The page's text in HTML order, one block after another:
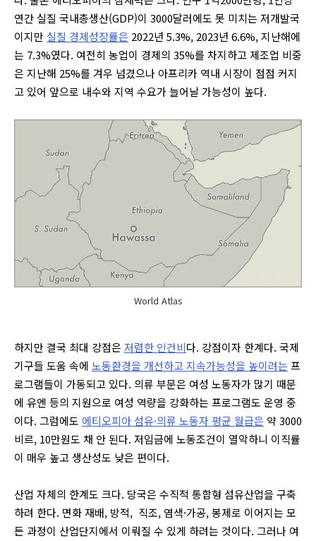
연간 실질 국내총생산(GDP)이 3000달러에도 못 미치는 저개발국
이지만 실질 경제성장률은 2022년 5.3%, 2023년 6.6%, 지난해에
는 7.3%였다. 여전히 농업이 경제의 35%를 차지하고 제조업 비중
은 지난해 25%를 겨우 넘겼으나 아프리카 역내 시장이 점점 커지
고 있어 앞으로 내수와 지역 수요가 늘어날 가능성이 높다.
World Atlas
하지만 결국 최대 강점은 저렴한 인건비다. 강점이자 한계다. 국제
기구들 도움 속에 노동환경을 개선하고 지속가능성을 높이려는 프
로그램들이 가동되고 있다. 의류 부문은 여성 노동자가 많기 때문
에 유엔 등의 지원으로 여성 역량을 강화하는 프로그램도 운영 중
이다. 그럼에도 에티오피아 섬유·의류 노동자 평균 월급은 약 3000
비르, 10만원도 채 안 된다. 저임금에 노동조건이 열악하니 이직률
이 매우 높고 생산성도 낮은 편이다.
산업 자체의 한계도 크다. 당국은 수직적 통합형 섬유산업을 구축
하려 한다. 면화 재배, 방적, 직조, 염색·가공, 봉제로 이어지는 모
든 과정이 산업단지에서 이뤄질 수 있게 하려는 것이다. 그러나 여